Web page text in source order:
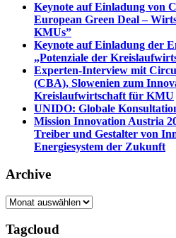
Keynote auf Einladung von
European Green Deal –
KMUs”
Keynote auf Einladung der
„Potenziale der
Experten-Interview mit
(CBA), Slowenien zum
Kreislaufwirtschaft für KMU
UNIDO: Globale
Mission Innovation Austria
Treiber und Gestalter von
Energiesystem der Zukunft
Archive
Archive
Tagcloud